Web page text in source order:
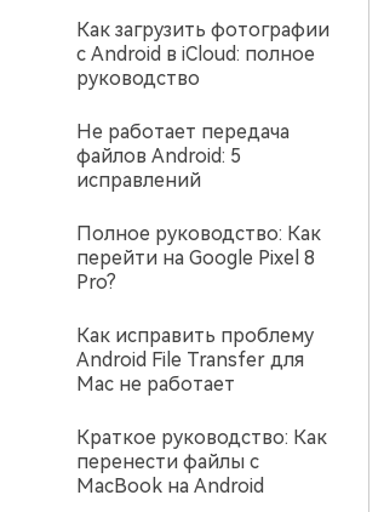
Как загрузить фотографии
с Android в iCloud: полное
руководство
Не работает передача
файлов Android: 5
исправлений
Полное руководство: Как
перейти на Google Pixel 8
Pro?
Как исправить проблему
Android File Transfer для
Mac не работает
Краткое руководство: Как
перенести файлы с
MacBook на Android